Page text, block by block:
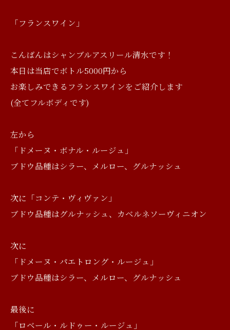
「フランスワイン」
こんばんはシャンブルアスリール清水です！
本日は当店でボトル5000円から
お楽しみできるフランスワインをご紹介します
(全てフルボディです)
左から
「ドメーヌ・ボナル・ルージュ」
ブドウ品種はシラー、メルロー、グルナッシュ
次に「コンテ・ヴィヴァン」
ブドウ品種はグルナッシュ、カベルネソーヴィニオン
次に
「ドメーヌ・パエトロング・ルージュ」
ブドウ品種はシラー、メルロー、グルナッシュ
最後に
「ロベール・ルドゥー・ルージュ」